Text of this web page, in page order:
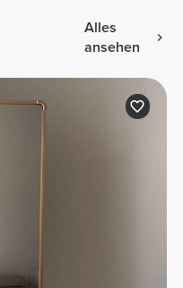
Alles
ansehen